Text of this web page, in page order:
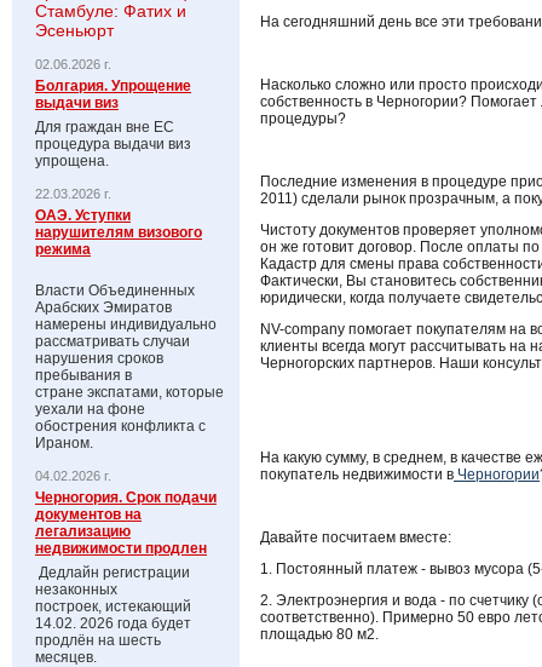
Стамбуле: Фатих и
Эсеньюрт
02.06.2026 г.
Болгария. Упрощение
выдачи виз
Для граждан вне ЕС
процедура выдачи виз
упрощена.
22.03.2026 г.
ОАЭ. Уступки
нарушителям визового
режима
Власти Объединенных
Арабских Эмиратов
намерены индивидуально
рассматривать случаи
нарушения сроков
пребывания в
стране экспатами, которые
уехали на фоне
обострения конфликта с
Ираном.
04.02.2026 г.
Черногория. Срок подачи
документов на
легализацию
недвижимости продлен
Дедлайн регистрации
незаконных
построек, истекающий
14.02. 2026 года будет
продлён на шесть
месяцев.
На сегодняшний день все эти
Насколько сложно или просто
собственность в Черногории?
процедуры?
Последние изменения в процедуре
2011) сделали рынок прозрачным, а
Чистоту документов проверяет
он же готовит договор. После оплаты
Кадастр для смены права
Фактически, Вы становитесь
юридически, когда получаете
NV-company помогает покупателям на
клиенты всегда могут рассчитывать
Черногорских партнеров. Наши
На какую сумму, в среднем, в качестве
покупатель недвижимости в Черногории
Давайте посчитаем вместе:
1. Постоянный платеж - вывоз мусора
2. Электроэнергия и вода - по счетчику
соответственно). Примерно 50 евро
площадью 80 м2.